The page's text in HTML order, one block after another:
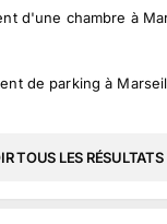
d'une chambre à
de parking à
TOUS LES RÉSULTATS